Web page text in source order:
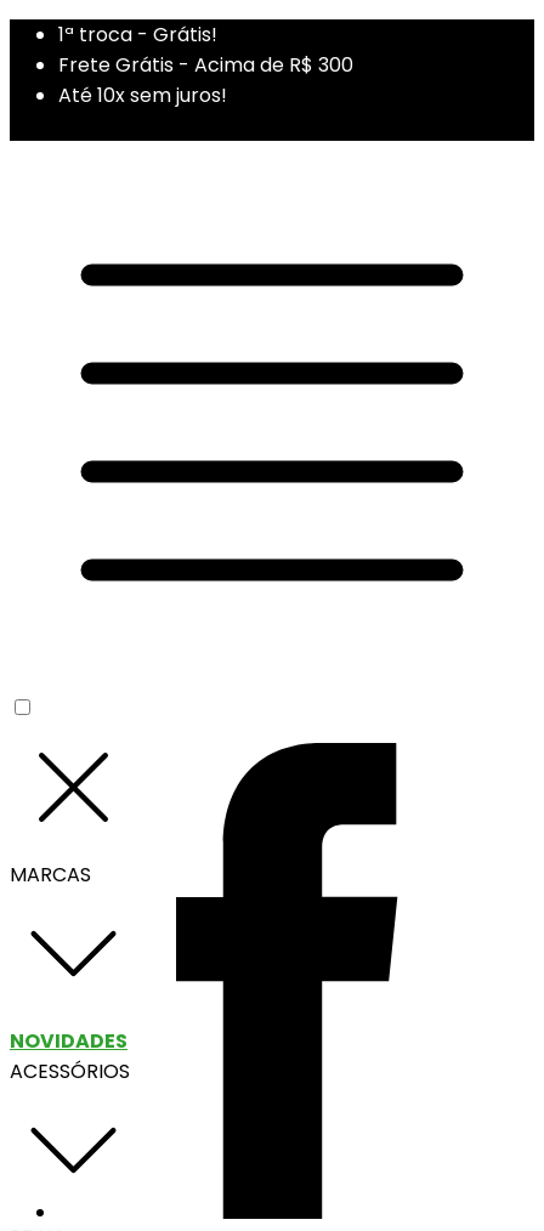
1ª troca - Grátis!
Frete Grátis - Acima de R$ 300
Até 10x sem juros!
MARCAS
NOVIDADES
ACESSÓRIOS